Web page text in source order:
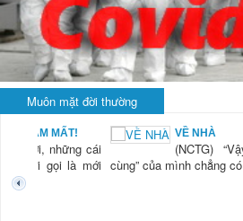
Muôn mặt đời thường
NAM MẤT!
“Xời, những cái
mới gọi là mới
VỀ NHÀ
(NCTG)
cùng” của mình chẳng